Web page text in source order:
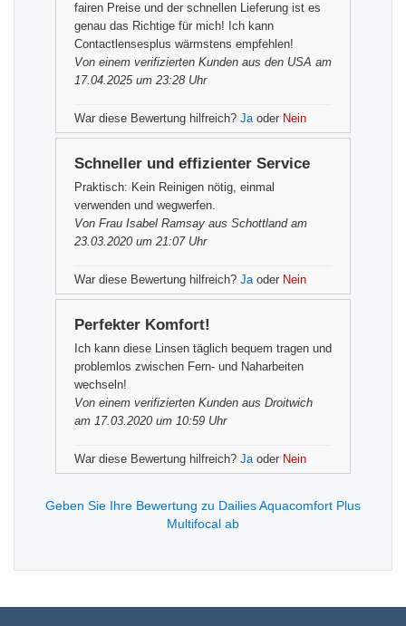
fairen Preise und der schnellen Lieferung ist es
genau das Richtige für mich! Ich kann
Contactlensesplus wärmstens empfehlen!
Von einem verifizierten Kunden aus den USA am
17.04.2025 um 23:28 Uhr
War diese Bewertung hilfreich? Jaoder Nein
Schneller und effizienter Service
Praktisch: Kein Reinigen nötig, einmal
verwenden und wegwerfen.
Von Frau Isabel Ramsay aus Schottland am
23.03.2020 um 21:07 Uhr
War diese Bewertung hilfreich? Jaoder Nein
Perfekter Komfort!
Ich kann diese Linsen täglich bequem tragen und
problemlos zwischen Fern- und Naharbeiten
wechseln!
Von einem verifizierten Kunden aus Droitwich
am 17.03.2020 um 10:59 Uhr
War diese Bewertung hilfreich? Jaoder Nein
Geben Sie Ihre Bewertung zu Dailies Aquacomfort Plus
Multifocal ab